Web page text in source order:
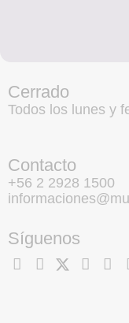
Cerrado
Todos los lunes y
Contacto
+56 2 2928 1500
Síguenos